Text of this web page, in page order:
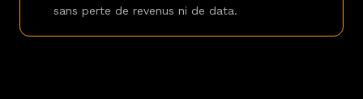
sans perte de revenus ni de data.